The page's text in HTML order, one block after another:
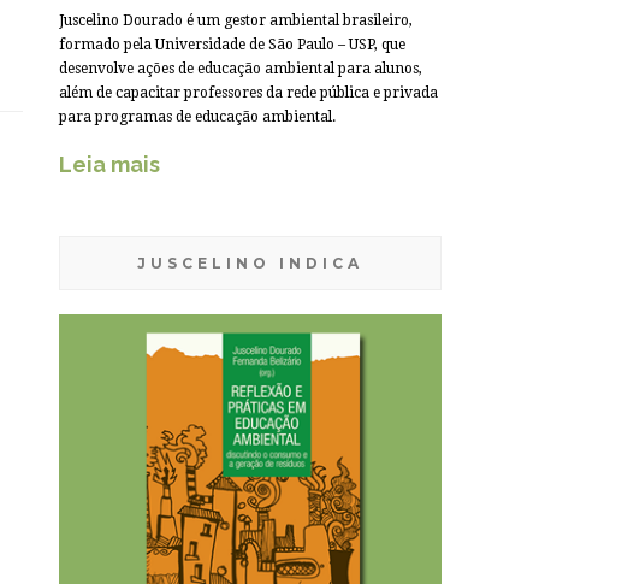
Juscelino Dourado é um gestor ambiental brasileiro,
formado pela Universidade de São Paulo – USP, que
desenvolve ações de educação ambiental para alunos,
além de capacitar professores da rede pública e privada
para programas de educação ambiental.
Leia mais
JUSCELINO INDICA